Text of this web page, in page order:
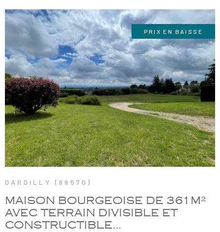
DARDILLY (69570)
MAISON BOURGEOISE DE 361M²
AVEC TERRAIN DIVISIBLE ET
CONSTRUCTIBLE...
PRIX EN BAISSE
VOIR LE BIEN